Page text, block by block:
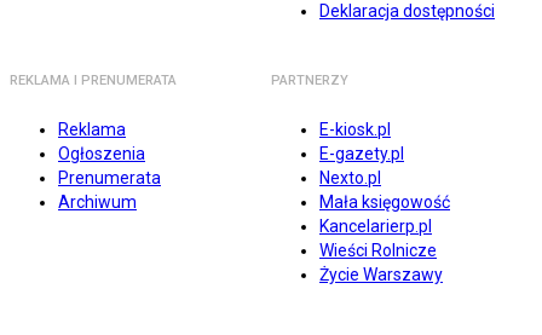
Deklaracja dostępności
REKLAMA I PRENUMERATA
Reklama
Ogłoszenia
Prenumerata
Archiwum
PARTNERZY
E-kiosk.pl
E-gazety.pl
Nexto.pl
Mała księgowość
Kancelarierp.pl
Wieści Rolnicze
Życie Warszawy